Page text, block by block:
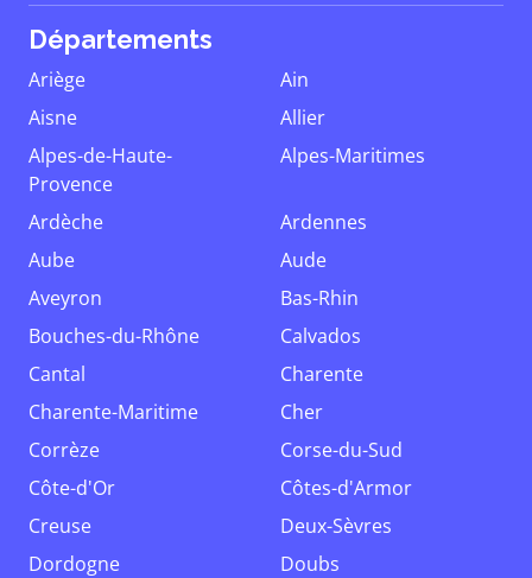
Départements
Ariège
Ain
Aisne
Allier
Alpes-de-Haute-
Provence
Alpes-Maritimes
Ardèche
Ardennes
Aube
Aude
Aveyron
Bas-Rhin
Bouches-du-Rhône
Calvados
Cantal
Charente
Charente-Maritime
Cher
Corrèze
Corse-du-Sud
Côte-d'Or
Côtes-d'Armor
Creuse
Deux-Sèvres
Dordogne
Doubs